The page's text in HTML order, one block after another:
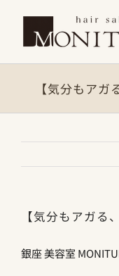
content
【気分もアガ
【気分もアガる
銀座 美容室